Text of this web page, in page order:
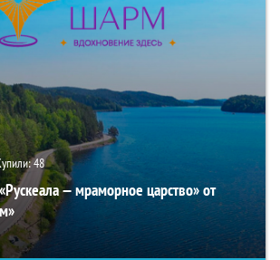
48
— мраморное царство» от